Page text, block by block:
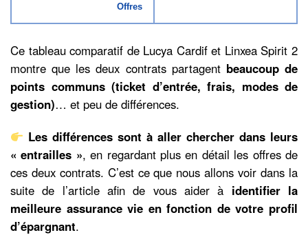
Offres
Ce tableau comparatif de Lucya Cardif et Linxea Spirit 2
montre que les deux contrats partagent beaucoup de
points communs (ticket d’entrée, frais, modes de
gestion)… et peu de différences.
Les différences sont à aller chercher dans leurs
« entrailles », en regardant plus en détail les offres de
ces deux contrats. C’est ce que nous allons voir dans la
suite de l’article afin de vous aider à identifier la
meilleure assurance vie en fonction de votre profil
d’épargnant.